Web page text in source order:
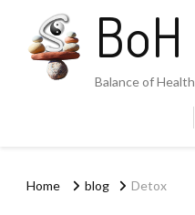
BoH
Balance of Health
Home blog Detox